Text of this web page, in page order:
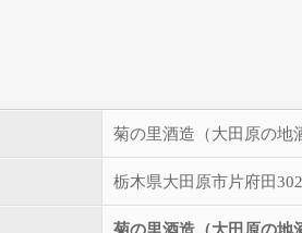
菊の里酒造（大田原の地
栃木県大田原市片府田